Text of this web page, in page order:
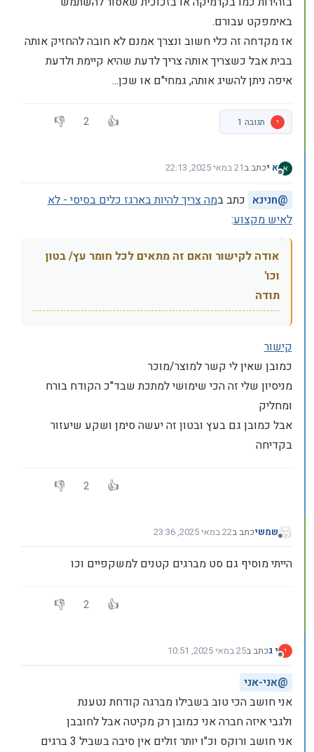
באימפקט עבורם.
אז מקדחה זה כלי חשוב ונצרך אמנם לא חובה להחזיק אותה
בבית אבל כשצריך אותה צריך לדעת שהיא קיימת ולדעת
איפה ניתן להשיג אותה, גמחי"ם או שכן...
י תגובה 1 2
מנותק
א יכתב ב21 במאי 2025, 22:13
נערך לאחרונה על ידי
@חנינא כתב במה צריך להיות בארגז כלים בסיסי - לא
לאיש מקצוע:
אודה לקישור והאם זה מתאים לכל חומר עץ/ בטון
וכו'
תודה
קישור
כמובן שאין לי קשר למוצר/מוכר
מניסיון שלי זה הכי שימושי למתכת שבד"כ הקודח בורח
ומחליק
אבל כמובן גם בעץ ובטון זה יעשה סימן ושקע שיעזור
בקדיחה
2
מנותק
שמשיכתב ב22 במאי 2025, 23:36
נערך לאחרונה על ידי שמשי
הייתי מוסיף גם סט מברגים קטנים למשקפיים וכו
2
י
מנותק
י גכתב ב25 במאי 2025, 10:51
נערך לאחרונה על ידי
@אני-אני
אני חושב הכי טוב בשבילו מברגה קודחת נטענת
ולגבי איזה חברה אני כמובן רק מקיטה אבל לחובבן
אני חושב ורוקס וכ"ו יותר זולים אין סיבה בשביל 3 ברגים